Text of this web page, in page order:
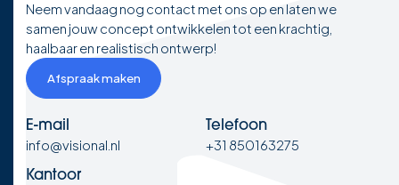
Neem vandaag nog contact met ons op en laten we
samen jouw concept ontwikkelen tot een krachtig,
haalbaar en realistisch ontwerp!
Afspraak maken
E-mail
info@visional.nl
Telefoon
+31 850163275
Kantoor